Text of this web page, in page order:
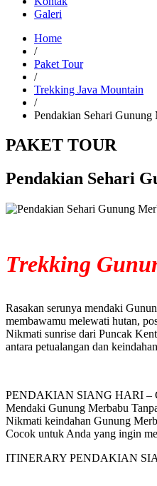
Galeri
Home
/
Paket Tour
/
Trekking Java Mountain
/
Pendakian Sehari
PAKET TOUR
Pendakian Sehari
Trekking
Rasakan serunya mendaki
membawamu melewati hutan,
Nikmati sunrise dari Puncak
antara petualangan dan
PENDAKIAN SIANG HARI –
Mendaki Gunung Merbabu
Nikmati keindahan Gunung
Cocok untuk Anda yang ingin
ITINERARY PENDAKIAN